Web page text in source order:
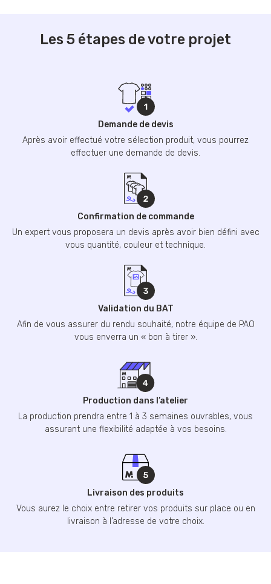
Les 5 étapes de votre projet
Demande de devis
Après avoir effectué votre sélection produit, vous pourrez
effectuer une demande de devis.
Confirmation de commande
Un expert vous proposera un devis après avoir bien défini avec
vous quantité, couleur et technique.
Validation du BAT
Afin de vous assurer du rendu souhaité, notre équipe de PAO
vous enverra un « bon à tirer ».
Production dans l’atelier
La production prendra entre 1 à 3 semaines ouvrables, vous
assurant une flexibilité adaptée à vos besoins.
Livraison des produits
Vous aurez le choix entre retirer vos produits sur place ou en
livraison à l’adresse de votre choix.